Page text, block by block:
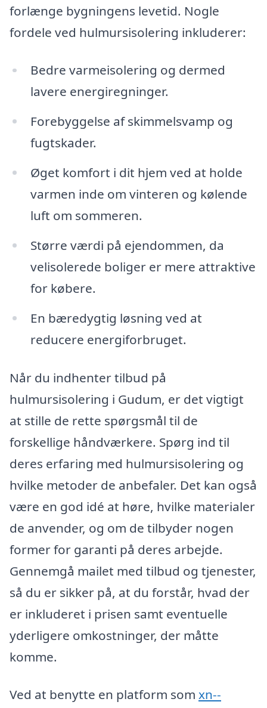
forlænge bygningens levetid. Nogle
fordele ved hulmursisolering inkluderer:
Bedre varmeisolering og dermed
lavere energiregninger.
Forebyggelse af skimmelsvamp og
fugtskader.
Øget komfort i dit hjem ved at holde
varmen inde om vinteren og kølende
luft om sommeren.
Større værdi på ejendommen, da
velisolerede boliger er mere attraktive
for købere.
En bæredygtig løsning ved at
reducere energiforbruget.
Når du indhenter tilbud på
hulmursisolering i Gudum, er det vigtigt
at stille de rette spørgsmål til de
forskellige håndværkere. Spørg ind til
deres erfaring med hulmursisolering og
hvilke metoder de anbefaler. Det kan også
være en god idé at høre, hvilke materialer
de anvender, og om de tilbyder nogen
former for garanti på deres arbejde.
Gennemgå mailet med tilbud og tjenester,
så du er sikker på, at du forstår, hvad der
er inkluderet i prisen samt eventuelle
yderligere omkostninger, der måtte
komme.
Ved at benytte en platform som xn--